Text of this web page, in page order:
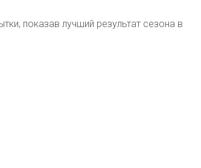
показав лучший результат сезона в